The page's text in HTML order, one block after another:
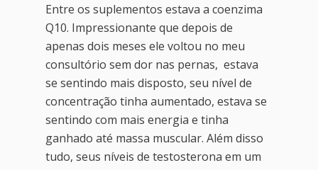
Entre os suplementos estava a coenzima
Q10. Impressionante que depois de
apenas dois meses ele voltou no meu
consultório sem dor nas pernas, estava
se sentindo mais disposto, seu nível de
concentração tinha aumentado, estava se
sentindo com mais energia e tinha
ganhado até massa muscular. Além disso
tudo, seus níveis de testosterona em um